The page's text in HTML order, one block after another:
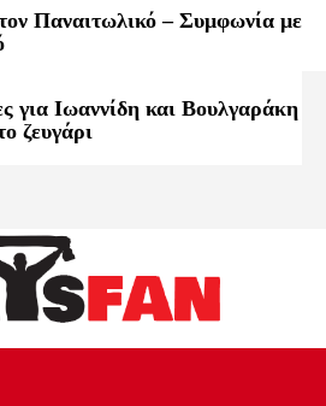
Παναιτωλικό – Συμφωνία με
για Ιωαννίδη και Βουλγαράκη
ζευγάρι